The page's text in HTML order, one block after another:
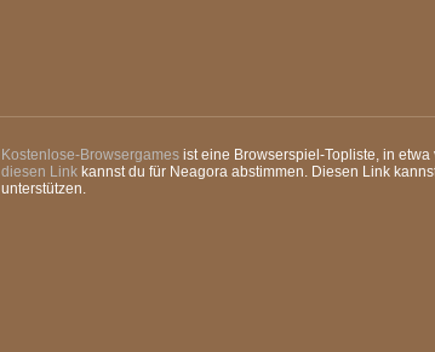
Kostenlose-Browsergames ist eine Browserspiel-Topliste, in
diesen Link kannst du für Neagora abstimmen. Diesen Link
unterstützen.